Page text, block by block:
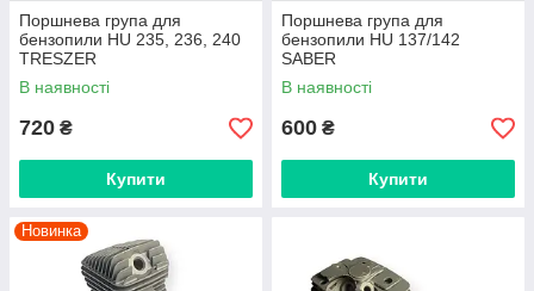
Поршнева група для
бензопили HU 235, 236, 240
TRESZER
В наявності
720 ₴
Купити
Поршнева група для
бензопили HU 137/142
SABER
В наявності
600 ₴
Купити
Новинка